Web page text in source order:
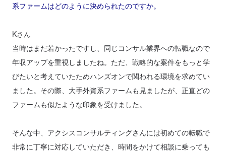
系ファームはどのように決められたのですか。
Kさん
当時はまだ若かったですし、同じコンサル業界への転職なので
年収アップを重視しましたね。ただ、戦略的な案件をもっと学
びたいと考えていたためハンズオンで関われる環境を求めてい
ました。その際、大手外資系ファームも見ましたが、正直どの
ファームも似たような印象を受けました。
そんな中、アクシスコンサルティングさんには初めての転職で
非常に丁寧に対応していただき、時間をかけて相談に乗っても